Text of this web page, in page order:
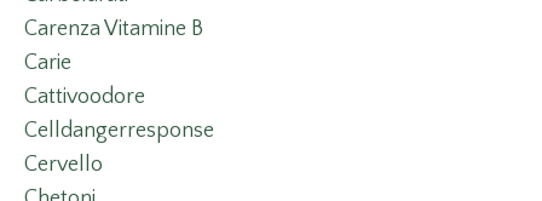
Carenza Vitamine B
Carie
Cattivoodore
Celldangerresponse
Cervello